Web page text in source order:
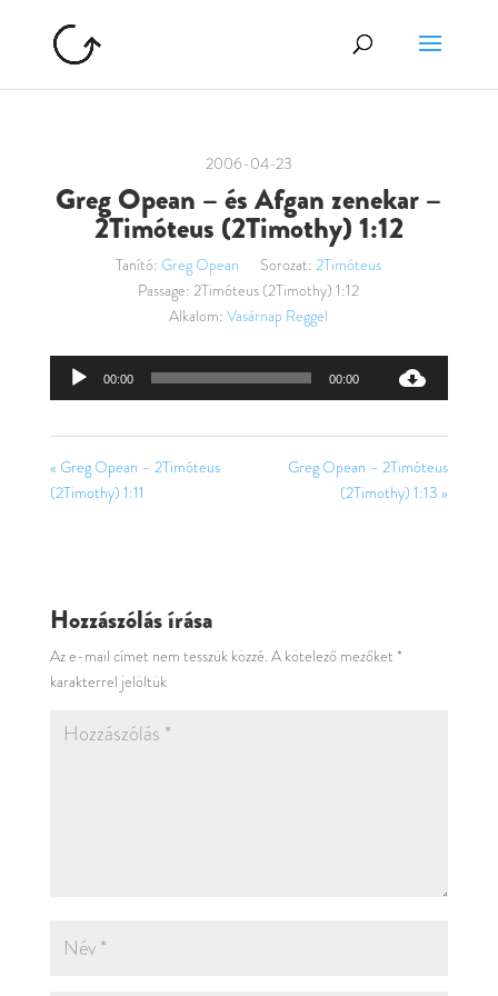
2006-04-23
Greg Opean – és Afgan zenekar –
2Timóteus (2Timothy) 1:12
Tanító: Greg Opean Sorozat: 2Timóteus
Passage: 2Timóteus (2Timothy) 1:12
Alkalom: Vasárnap Reggel
Audió
00:00 00:00
« Greg Opean – 2Timóteus
(2Timothy) 1:11
Greg Opean – 2Timóteus
(2Timothy) 1:13 »
Hozzászólás írása
Az e-mail címet nem tesszük közzé. A kötelező mezőket *
karakterrel jelöltük